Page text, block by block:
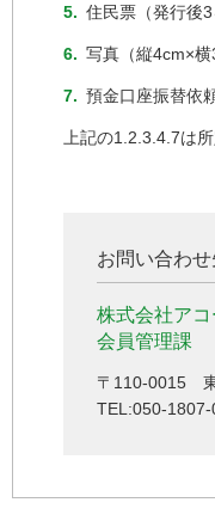
5. 住民票（発行後
6. 写真（縦4cm×
7. 預金口座振替依
上記の1.2.3.4.7は
お問い合わせ
株式会社ア
会員管理課
〒110-0015
TEL:050-